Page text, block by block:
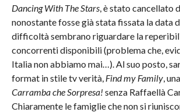
Dancing With The Stars, è stato cancellato
nonostante fosse già stata fissata la data
difficoltà sembrano riguardare la
concorrenti disponibili (problema che,
Italia non abbiamo mai…). Al suo posto,
format in stile tv verità, Find my Family,
Carramba che Sorpresa! senza Raffaellà
Chiaramente le famiglie che non si